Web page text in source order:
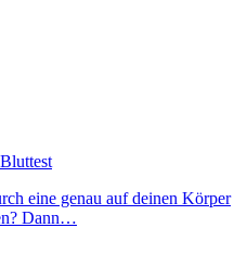
eine genau auf deinen Körper
Dann…